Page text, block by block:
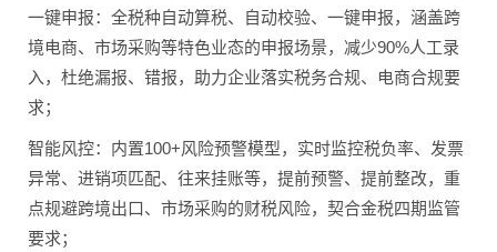
一键申报：全税种自动算税、自动校验、一键申报，涵盖跨
境电商、市场采购等特色业态的申报场景，减少90%人工录
入，杜绝漏报、错报，助力企业落实税务合规、电商合规要
求；
智能风控：内置100+风险预警模型，实时监控税负率、发票
异常、进销项匹配、往来挂账等，提前预警、提前整改，重
点规避跨境出口、市场采购的财税风险，契合金税四期监管
要求；